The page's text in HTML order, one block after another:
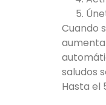
Cuando
saludos
Hasta el